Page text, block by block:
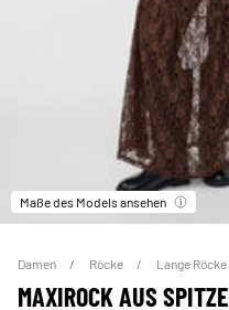
Maße des Models ansehen
Damen Röcke Lange Röcke
MAXIROCK AUS SPITZE